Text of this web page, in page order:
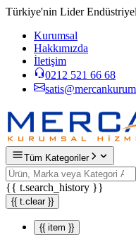
Türkiye'nin Lider
Kurumsal
Hakkımızda
İletişim
0212 521 66 68
Tüm Kategoriler
{{ t.search_history }}
{{ t.clear }}
{{ item }}